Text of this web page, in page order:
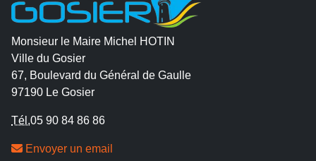
Monsieur le Maire Michel HOTIN
Ville du Gosier
67, Boulevard du Général de Gaulle
97190 Le Gosier
Tél.05 90 84 86 86
Envoyer un email